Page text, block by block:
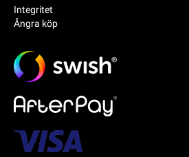
Integritet
Ångra köp